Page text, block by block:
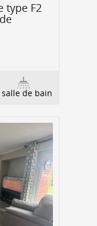
type F2
salle de bain